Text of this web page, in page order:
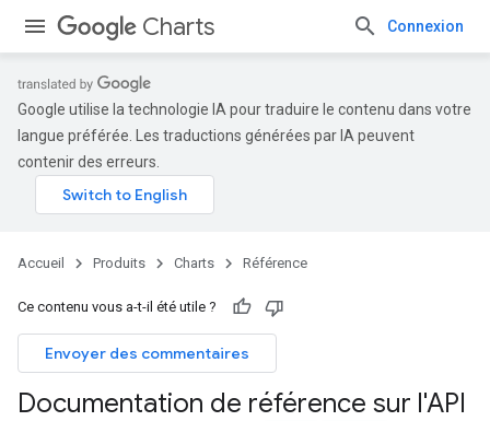
Charts Connexion
Google utilise la technologie IA pour traduire le contenu dans votre
langue préférée. Les traductions générées par IA peuvent
contenir des erreurs.
Accueil Produits Charts Référence
Ce contenu vous a-t-il été utile ?
Envoyer des commentaires
Documentation de référence sur l'API